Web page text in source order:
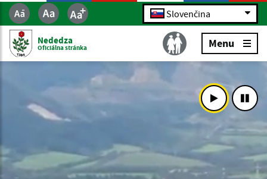
Slovenčina
Nededza
Oficiálna stránka Menu